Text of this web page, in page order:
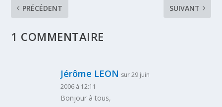
PRÉCÉDENT
SUIVANT
1 COMMENTAIRE
Jérôme LEON sur 29 juin
2006 à 12:11
Bonjour à tous,